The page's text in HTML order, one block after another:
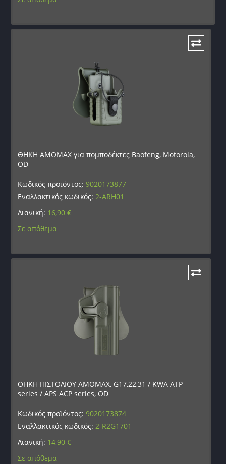
ΘΗΚΗ AMOMAX για πομποδέκτες Baofeng, Motorola,
OD
Κωδικός προϊόντος:9020173877
Εναλλακτικός κωδικός:2-ARH01
Λιανική: 16,90€
Σε απόθεμα
ΘΗΚΗ ΠΙΣΤΟΛΙΟΥ AMOMAX, G17,22,31 / KWA ATP
series / APS ACP series, OD
Κωδικός προϊόντος:9020173874
Εναλλακτικός κωδικός:2-R2G1701
Λιανική: 14,90€
Σε απόθεμα